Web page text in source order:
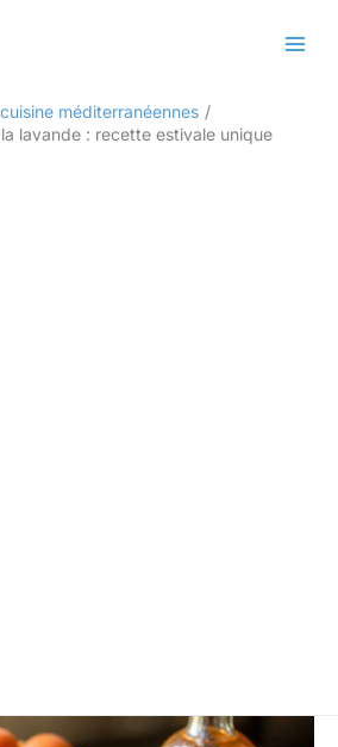
méditerranéennes
lavande : recette estivale unique